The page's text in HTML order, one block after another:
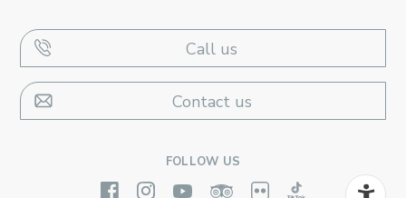
Call us
Contact us
FOLLOW US